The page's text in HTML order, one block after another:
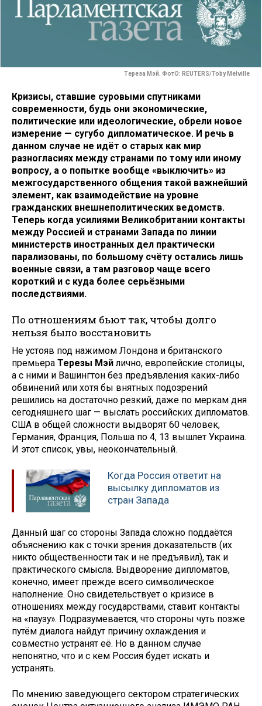
Тереза Мэй. ФотО: REUTERS/Toby Melville
Кризисы, ставшие суровыми спутниками
современности, будь они экономические,
политические или идеологические, обрели новое
измерение — сугубо дипломатическое. И речь в
данном случае не идёт о старых как мир
разногласиях между странами по тому или иному
вопросу, а о попытке вообще «выключить» из
межгосударственного общения такой важнейший
элемент, как взаимодействие на уровне
гражданских внешнеполитических ведомств.
Теперь когда усилиями Великобритании контакты
между Россией и странами Запада по линии
министерств иностранных дел практически
парализованы, по большому счёту остались лишь
военные связи, а там разговор чаще всего
короткий и с куда более серьёзными
последствиями.
По отношениям бьют так, чтобы долго
нельзя было восстановить
Не устояв под нажимом Лондона и британского
премьера Терезы Мэйлично, европейские столицы,
а с ними и Вашингтон без предъявления каких-либо
обвинений или хотя бы внятных подозрений
решились на достаточно резкий, даже по меркам дня
сегодняшнего шаг — выслать российских дипломатов.
США в общей сложности выдворят 60 человек,
Германия, Франция, Польша по 4, 13 вышлет Украина.
И этот список, увы, неокончательный.
Когда Россия ответит на
высылку дипломатов из
стран Запада
Данный шаг со стороны Запада сложно поддаётся
объяснению как с точки зрения доказательств (их
никто общественности так и не предъявил), так и
практического смысла. Выдворение дипломатов,
конечно, имеет прежде всего символическое
наполнение. Оно свидетельствует о кризисе в
отношениях между государствами, ставит контакты
на «паузу». Подразумевается, что стороны чуть позже
путём диалога найдут причину охлаждения и
совместно устранят её. Но в данном случае
непонятно, что и с кем Россия будет искать и
устранять.
По мнению заведующего сектором стратегических